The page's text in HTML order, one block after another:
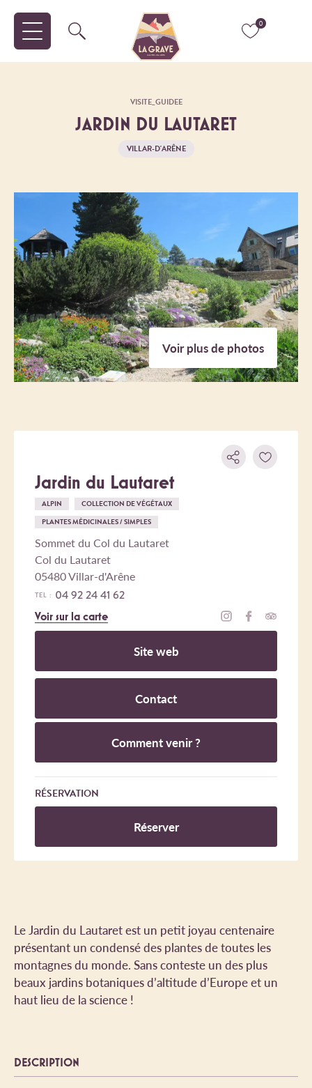
0
VISITE_GUIDEE
JARDIN DU LAUTARET
VILLAR-D'ARÊNE
Voir plus de photos
Le Jardin du Lautaret est un petit joyau centenaire
présentant un condensé des plantes de toutes les
montagnes du monde. Sans conteste un des plus
beaux jardins botaniques d’altitude d’Europe et un
haut lieu de la science !
DESCRIPTION
Jardin du Lautaret
ALPIN
COLLECTION DE VÉGÉTAUX
PLANTES MÉDICINALES / SIMPLES
Sommet du Col du Lautaret
Col du Lautaret
05480 Villar-d'Arêne
TEL : 04 92 24 41 62
Voir sur la carte
Site web
Contact
Comment venir ?
RÉSERVATION
Réserver